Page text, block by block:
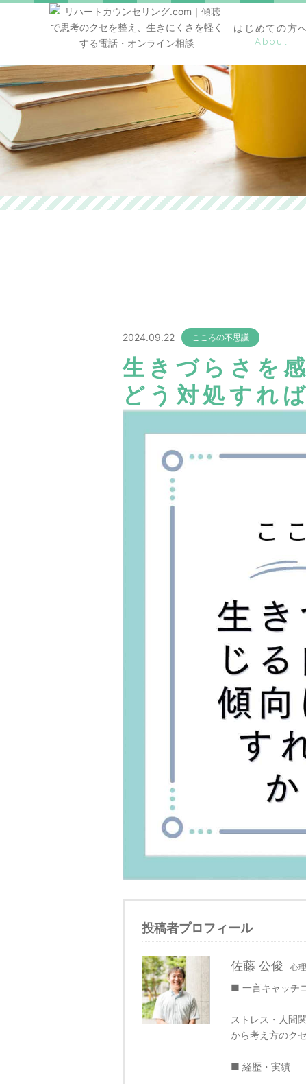
はじめての方
2024.09.22 こころの不思議
生きづらさを
どう対処すれ
投稿者プロフィール
佐藤 公俊 心
■ 一言キャッチ
ストレス・人間
から考え方のク
■ 経歴・実績